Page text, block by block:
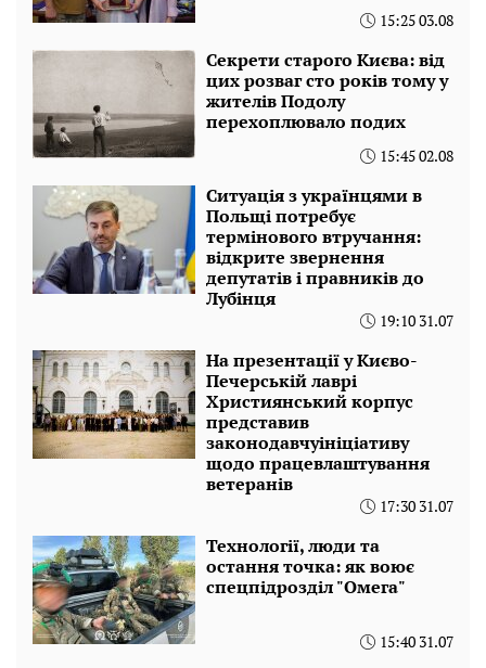
15:25 03.08
Секрети старого Києва: від
цих розваг сто років тому у
жителів Подолу
перехоплювало подих
15:45 02.08
Ситуація з українцями в
Польщі потребує
термінового втручання:
відкрите звернення
депутатів і правників до
Лубінця
19:10 31.07
На презентації у Києво-
Печерській лаврі
Християнський корпус
представив
законодавчуініціативу
щодо працевлаштування
ветеранів
17:30 31.07
Технології, люди та
остання точка: як воює
спецпідрозділ "Омега"
15:40 31.07